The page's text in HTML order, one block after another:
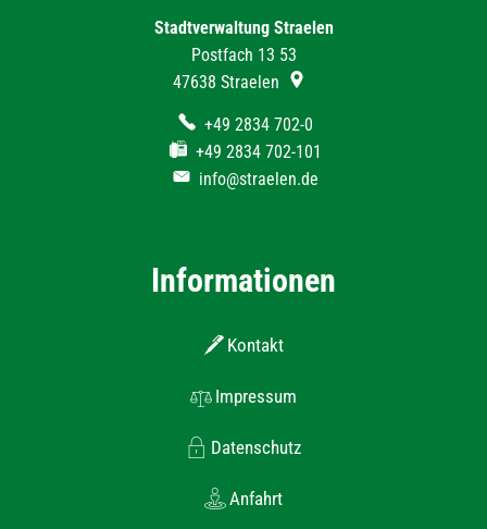
Stadtverwaltung Straelen
Postfach 13 53
47638 Straelen
+49 2834 702-0
+49 2834 702-101
info@straelen.de
Informationen
Kontakt
Impressum
Datenschutz
Anfahrt